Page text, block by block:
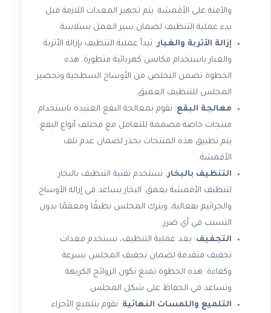
والآمنة على الأقمشة. يتم تجهيز المعدات اللازمة قبل
بدء عملية التنظيف لضمان سير العمل بسلاسة.
إزالة الأتربة والغبار: تبدأ عملية التنظيف بإزالة الأتربة
والغبار باستخدام مكانس كهربائية متطورة. هذه
الخطوة تضمن التخلص من الأوساخ السطحية وتحضير
المجلس للتنظيف العميق.
معالجة البقع: نقوم بمعالجة البقع العنيدة باستخدام
منتجات خاصة مصممة للتعامل مع مختلف أنواع البقع.
يتم تطبيق هذه المنتجات بحذر لضمان عدم تلف
الأقمشة.
التنظيف بالبخار: نستخدم تقنية التنظيف بالبخار
لتنظيف الأقمشة بعمق. البخار يساعد في إزالة الأوساخ
والجراثيم بفعالية، ويترك المجلس نظيفًا ومعقمًا بدون
التسبب في أي ضرر.
التجفيف: بعد عملية التنظيف، نستخدم معدات
تجفيف متقدمة لضمان تجفيف المجلس بسرعة
وكفاءة. هذه الخطوة تمنع تكون الروائح الكريهة
وتساعد في الحفاظ على شكل المجلس.
التلميع واللمسات النهائية: نقوم بتلميع الأجزاء